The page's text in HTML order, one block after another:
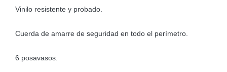
era:
Vinilo resistente y probado.
Cuerda de amarre de seguridad en todo el perímetro.
6 posavasos.